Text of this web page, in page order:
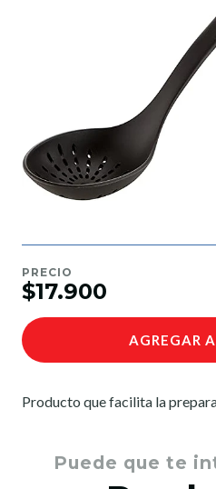
PRECIO
$17.900
AGREGAR
Producto que facilita la
Puede que te